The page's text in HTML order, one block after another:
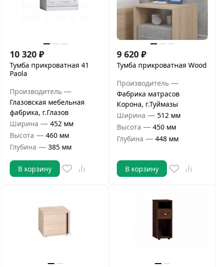
10 320 ₽
Тумба прикроватная 41
Paola
Производитель —
Глазовская мебельная
фабрика, г.Глазов
Ширина — 452 мм
Высота — 460 мм
Глубина — 385 мм
В корзину
9 620 ₽
Тумба прикроватная Wood
Производитель —
Фабрика матрасов
Корона, г.Туймазы
Ширина — 512 мм
Высота — 450 мм
Глубина — 448 мм
В корзину